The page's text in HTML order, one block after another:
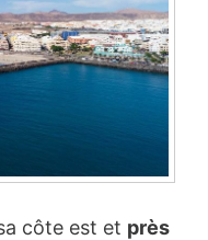
côte est et près